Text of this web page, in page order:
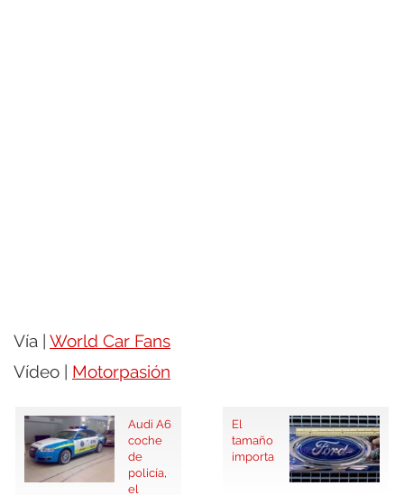
Vía | World Car Fans
Vídeo | Motorpasión
Audi A6
coche
de
policía,
el
El
tamaño
importa